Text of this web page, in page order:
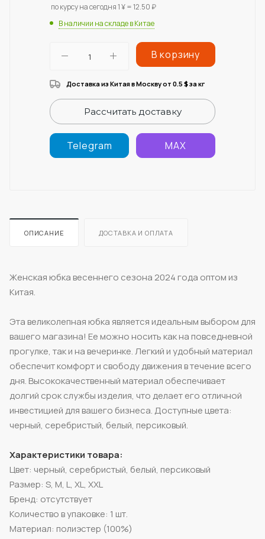
по курсу на сегодня 1 ¥ = 12.50 ₽
В наличии на складе в Китае
В корзину
Доставка из Китая в Москву от 0.5 $за кг
Рассчитать доставку
Telegram MAX
ОПИСАНИЕ ДОСТАВКА И ОПЛАТА
Женская юбка весеннего сезона 2024 года оптом из
Китая.
Эта великолепная юбка является идеальным выбором для
вашего магазина! Ее можно носить как на повседневной
прогулке, так и на вечеринке. Легкий и удобный материал
обеспечит комфорт и свободу движения в течение всего
дня. Высококачественный материал обеспечивает
долгий срок службы изделия, что делает его отличной
инвестицией для вашего бизнеса. Доступные цвета:
черный, серебристый, белый, персиковый.
Характеристики товара:
Цвет: черный, серебристый, белый, персиковый
Размер: S, M, L, XL, XXL
Бренд: отсутствует
Количество в упаковке: 1 шт.
Материал: полиэстер (100%)